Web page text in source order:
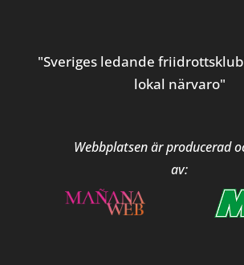
"Sveriges ledande
lokal närvaro"
Webbplatsen är producerad
av: